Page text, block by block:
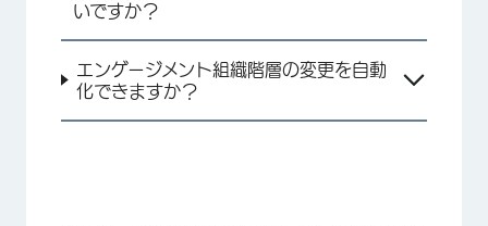
いですか？
エンゲージメント組織階層の変更を自動
化できますか？